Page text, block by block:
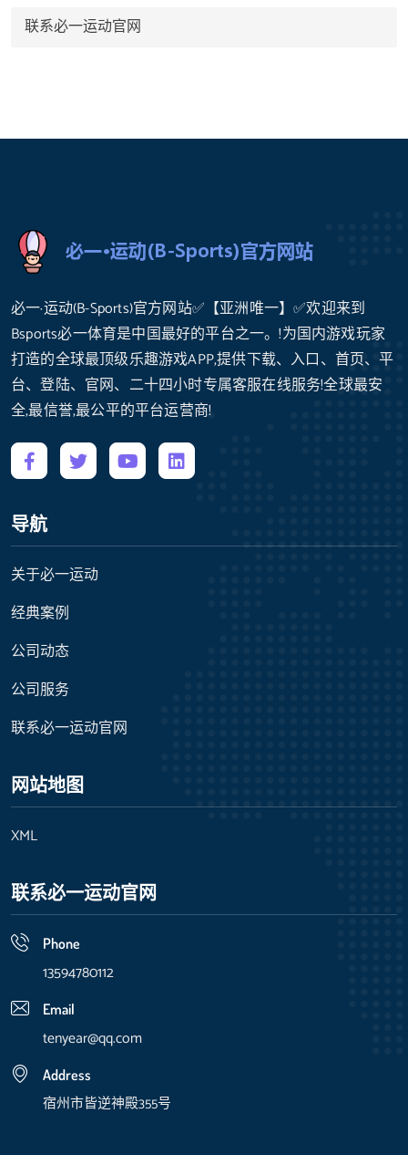
联系必一运动官网
必一·运动(B-Sports)官方网站✅【亚洲唯一】✅欢迎来到
Bsports必一体育是中国最好的平台之一。!为国内游戏玩家
打造的全球最顶级乐趣游戏APP,提供下载、入口、首页、平
台、登陆、官网、二十四小时专属客服在线服务!全球最安
全,最信誉,最公平的平台运营商!
导航
关于必一运动
经典案例
公司动态
公司服务
联系必一运动官网
网站地图
XML
联系必一运动官网
Phone
13594780112
Email
tenyear@qq.com
Address
宿州市皆逆神殿355号